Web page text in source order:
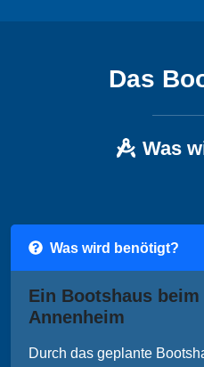
Das
Was
Was wird benötigt?
Ein Bootshaus
Annenheim
Durch das geplante